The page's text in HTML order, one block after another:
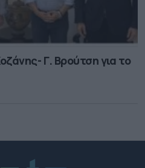
Γ. Βρούτση για το